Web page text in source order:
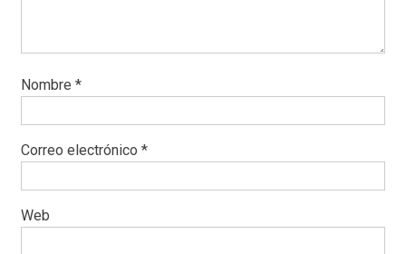
Nombre *
Correo electrónico *
Web